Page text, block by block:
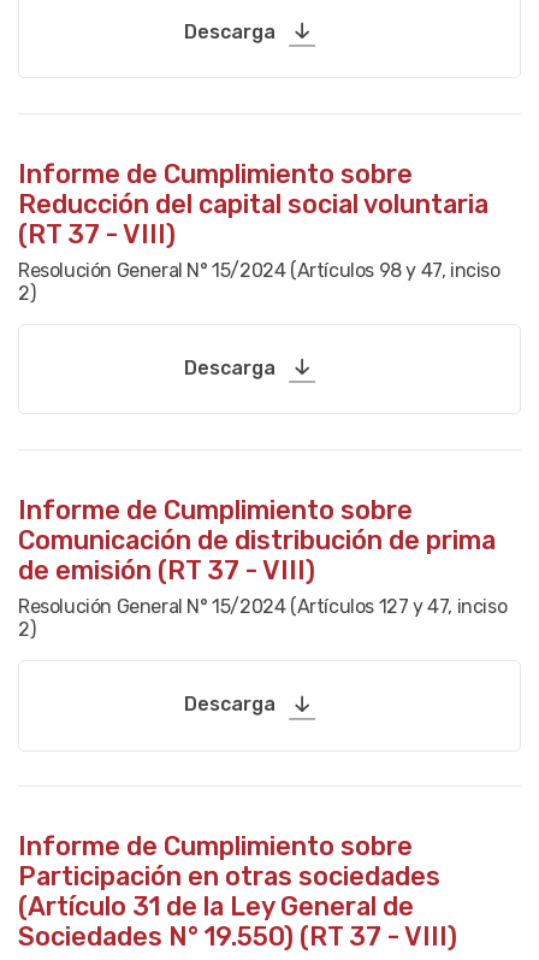
Descarga
Informe de Cumplimiento sobre
Reducción del capital social voluntaria
(RT 37 - VIII)
Resolución General N° 15/2024 (Artículos 98 y 47, inciso
2)
Descarga
Informe de Cumplimiento sobre
Comunicación de distribución de prima
de emisión (RT 37 - VIII)
Resolución General N° 15/2024 (Artículos 127 y 47, inciso
2)
Descarga
Informe de Cumplimiento sobre
Participación en otras sociedades
(Artículo 31 de la Ley General de
Sociedades N° 19.550) (RT 37 - VIII)